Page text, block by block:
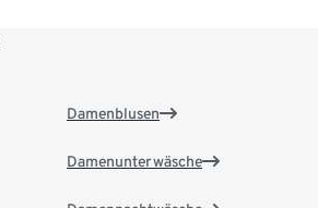
Damenblusen
Damenunterwäsche